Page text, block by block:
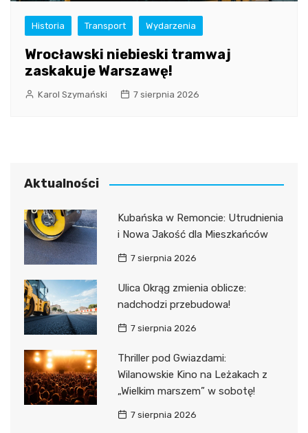
Historia Transport Wydarzenia
Wrocławski niebieski tramwaj
zaskakuje Warszawę!
Karol Szymański 7 sierpnia 2026
Aktualności
Kubańska w Remoncie: Utrudnienia
i Nowa Jakość dla Mieszkańców
7 sierpnia 2026
Ulica Okrąg zmienia oblicze:
nadchodzi przebudowa!
7 sierpnia 2026
Thriller pod Gwiazdami:
Wilanowskie Kino na Leżakach z
„Wielkim marszem” w sobotę!
7 sierpnia 2026